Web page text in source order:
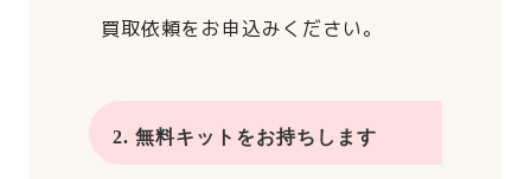
買取依頼をお申込みください。
2. 無料キットをお持ちします